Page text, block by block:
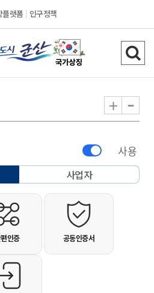
플랫폼 인구정책
시민주권도시 군검
+ -
사용
사업자
인증 공동인증서